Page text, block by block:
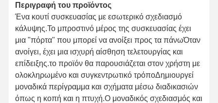
Περιγραφή του προϊόντος
Ένα κουτί συσκευασίας με εσωτερικό σχεδιασμό
κάλυψης.Το μπροστινό μέρος της συσκευασίας έχει
μια "πόρτα" που μπορεί να ανοίξει προς τα πάνωΌταν
ανοίγει, έχει μια ισχυρή αίσθηση τελετουργίας και
επίδειξης.το προϊόν θα παρουσιάζεται στον χρήστη με
ολοκληρωμένο και συγκεντρωτικό τρόποΔημιουργεί
μοναδικά περίγραμμα και σχήματα μέσω διαδικασιών
όπως η κοπή και η πτυχή.Ο μοναδικός σχεδιασμός και